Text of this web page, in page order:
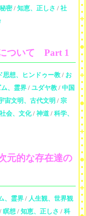
密/ 知恵、正しさ / 社
ついて Part 1
思想、ヒンドゥー教 / お
、霊界 / ユダヤ教 / 中国
宙文明、古代文明 / 宗
社会、文化/ 神道 / 科学、
元的な存在達の
、霊界 / 人生観、世界観
/ 瞑想 / 知恵、正しさ / 科